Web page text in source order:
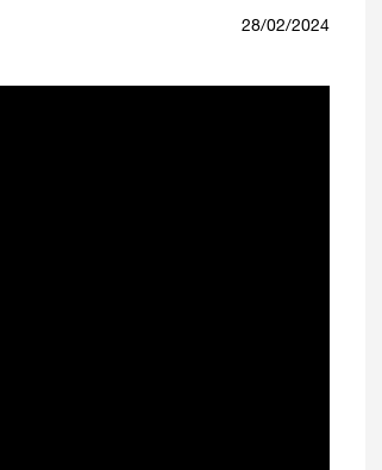
28/02/2024